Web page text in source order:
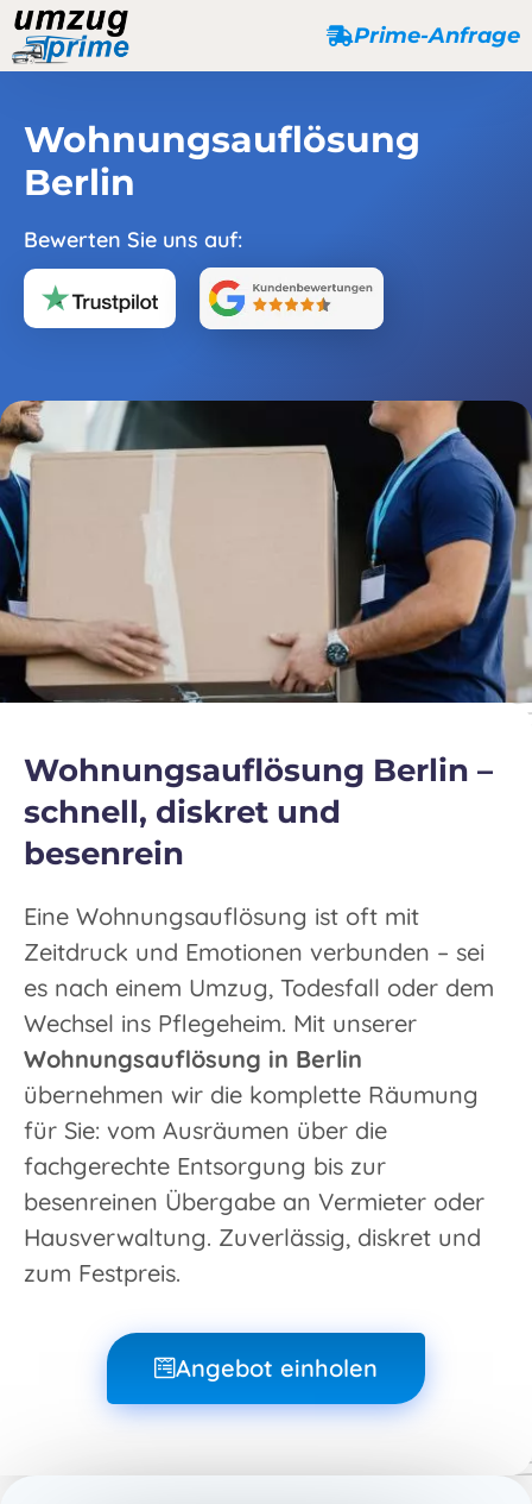
Prime-Anfrage
Wohnungsauflösung
Berlin
Bewerten Sie uns auf:
Wohnungsauflösung Berlin –
schnell, diskret und
besenrein
Eine Wohnungsauflösung ist oft mit
Zeitdruck und Emotionen verbunden – sei
es nach einem Umzug, Todesfall oder dem
Wechsel ins Pflegeheim. Mit unserer
Wohnungsauflösung in Berlin
übernehmen wir die komplette Räumung
für Sie: vom Ausräumen über die
fachgerechte Entsorgung bis zur
besenreinen Übergabe an Vermieter oder
Hausverwaltung. Zuverlässig, diskret und
zum Festpreis.
Angebot einholen